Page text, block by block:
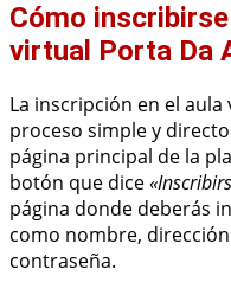
Cómo
virtual Porta Da
La inscripción en el
proceso simple y
página principal de la
botón que dice
página donde deberás
como nombre,
contraseña.